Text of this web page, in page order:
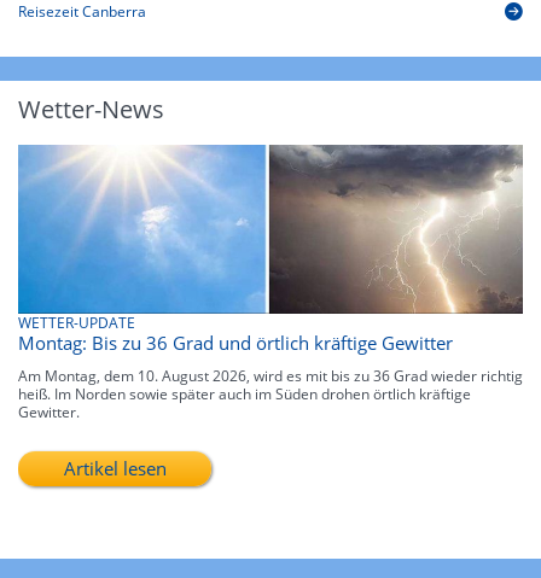
Reisezeit Canberra
Wetter-News
WETTER-UPDATE
Montag: Bis zu 36 Grad und örtlich kräftige Gewitter
Am Montag, dem 10. August 2026, wird es mit bis zu 36 Grad wieder richtig
heiß. Im Norden sowie später auch im Süden drohen örtlich kräftige
Gewitter.
Artikel lesen